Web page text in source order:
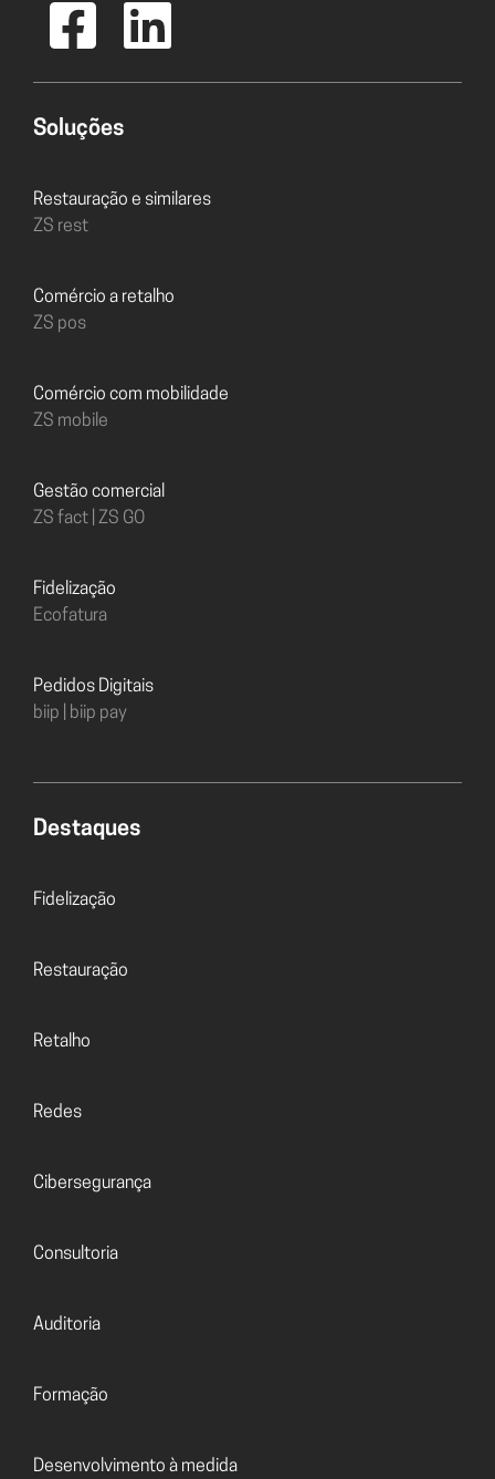
Soluções
Restauração e similares
ZS rest
Comércio a retalho
ZS pos
Comércio com mobilidade
ZS mobile
Gestão comercial
ZS fact | ZS GO
Fidelização
Ecofatura
Pedidos Digitais
biip | biip pay
Destaques
Fidelização
Restauração
Retalho
Redes
Cibersegurança
Consultoria
Auditoria
Formação
Desenvolvimento à medida